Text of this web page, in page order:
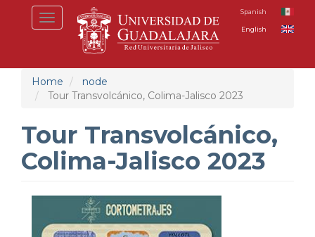
Toggle
navigation
Spanish
English
Home
node
Tour Transvolcánico, Colima-Jalisco 2023
Tour Transvolcánico,
Colima-Jalisco 2023